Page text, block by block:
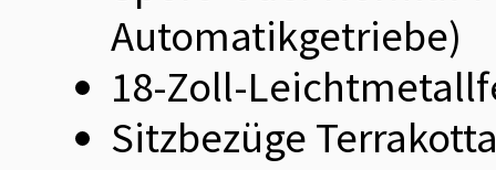
Automatikgetriebe)
18-Zoll-
Sitzbezüge